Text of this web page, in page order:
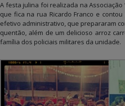
A festa julina foi realizada na Associação
que fica na rua Ricardo Franco e
efetivo administrativo, que prepararam
quentão, além de um delicioso arroz
família dos policiais militares da unidade.